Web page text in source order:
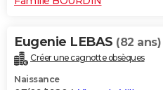
Eugenie LEBAS (82 ans)
Créer une cagnotte obsèques
Naissance